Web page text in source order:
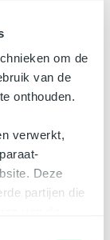
om de
van de
onthouden.
verwerkt,
Deze
partijen die